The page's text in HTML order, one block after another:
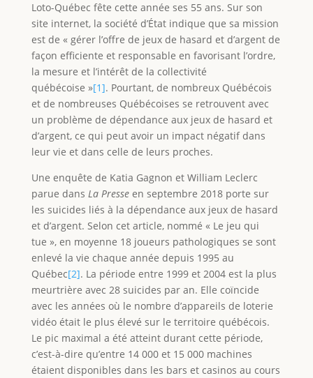
Loto-Québec fête cette année ses 55 ans. Sur son
site internet, la société d’État indique que sa mission
est de « gérer l’offre de jeux de hasard et d’argent de
façon efficiente et responsable en favorisant l’ordre,
la mesure et l’intérêt de la collectivité
québécoise »[1]. Pourtant, de nombreux Québécois
et de nombreuses Québécoises se retrouvent avec
un problème de dépendance aux jeux de hasard et
d’argent, ce qui peut avoir un impact négatif dans
leur vie et dans celle de leurs proches.
Une enquête de Katia Gagnon et William Leclerc
parue dans La Presseen septembre 2018 porte sur
les suicides liés à la dépendance aux jeux de hasard
et d’argent. Selon cet article, nommé « Le jeu qui
tue », en moyenne 18 joueurs pathologiques se sont
enlevé la vie chaque année depuis 1995 au
Québec[2]. La période entre 1999 et 2004 est la plus
meurtrière avec 28 suicides par an. Elle coïncide
avec les années où le nombre d’appareils de loterie
vidéo était le plus élevé sur le territoire québécois.
Le pic maximal a été atteint durant cette période,
c’est-à-dire qu’entre 14 000 et 15 000 machines
étaient disponibles dans les bars et casinos au cours